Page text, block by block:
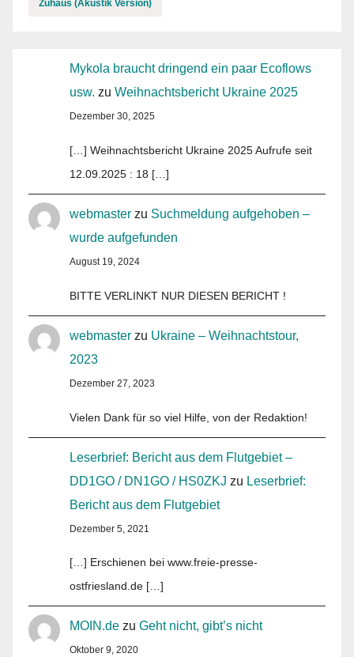
Zuhaus (Akustik Version)
Mykola braucht dringend ein paar Ecoflows
usw. zu Weihnachtsbericht Ukraine 2025
Dezember 30, 2025
[…] Weihnachtsbericht Ukraine 2025 Aufrufe seit
12.09.2025 : 18 […]
webmaster zu Suchmeldung aufgehoben –
wurde aufgefunden
August 19, 2024
BITTE VERLINKT NUR DIESEN BERICHT !
webmaster zu Ukraine – Weihnachtstour,
2023
Dezember 27, 2023
Vielen Dank für so viel Hilfe, von der Redaktion!
Leserbrief: Bericht aus dem Flutgebiet –
DD1GO / DN1GO / HS0ZKJ zu Leserbrief:
Bericht aus dem Flutgebiet
Dezember 5, 2021
[…] Erschienen bei www.freie-presse-
ostfriesland.de […]
MOIN.de zu Geht nicht, gibt’s nicht
Oktober 9, 2020